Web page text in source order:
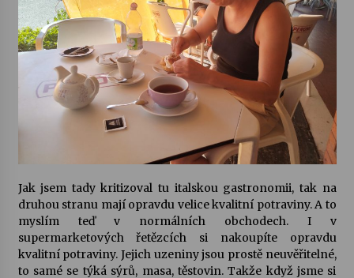
Jak jsem tady kritizoval tu italskou gastronomii, tak na
druhou stranu mají opravdu velice kvalitní potraviny. A to
myslím teď v normálních obchodech. I v
supermarketových řetězcích si nakoupíte opravdu
kvalitní potraviny. Jejich uzeniny jsou prostě neuvěřitelné,
to samé se týká sýrů, masa, těstovin. Takže když jsme si